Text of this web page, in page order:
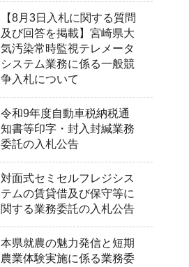
【8月3日入札に関する質問
及び回答を掲載】宮崎県大
気汚染常時監視テレメータ
システム業務に係る一般競
争入札について
令和9年度自動車税納税通
知書等印字・封入封緘業務
委託の入札公告
対面式セミセルフレジシス
テムの賃貸借及び保守等に
関する業務委託の入札公告
本県就農の魅力発信と短期
農業体験実施に係る業務委